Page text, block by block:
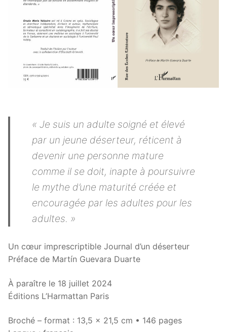
« Je suis un adulte soigné et élevé
par un jeune déserteur, réticent à
devenir une personne mature
comme il se doit, inapte à poursuivre
le mythe d’une maturité créée et
encouragée par les adultes pour les
adultes. »
Un cœur imprescriptible Journal d’un déserteur
Préface de Martín Guevara Duarte
À paraître le 18 juillet 2024
Éditions L’Harmattan Paris
Broché – format : 13,5 x 21,5 cm • 146 pages